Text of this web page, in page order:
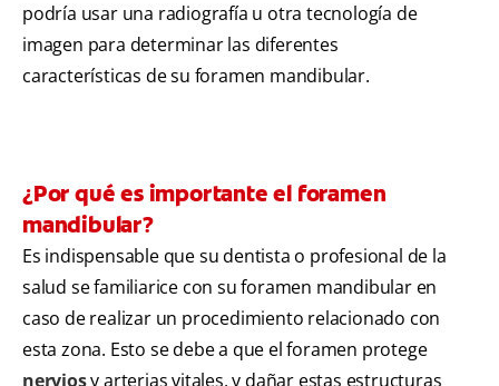
podría usar una radiografía u otra tecnología de
imagen para determinar las diferentes
características de su foramen mandibular.
¿Por qué es importante el foramen
mandibular?
Es indispensable que su dentista o profesional de la
salud se familiarice con su foramen mandibular en
caso de realizar un procedimiento relacionado con
esta zona. Esto se debe a que el foramen protege
nerviosy arterias vitales, y dañar estas estructuras